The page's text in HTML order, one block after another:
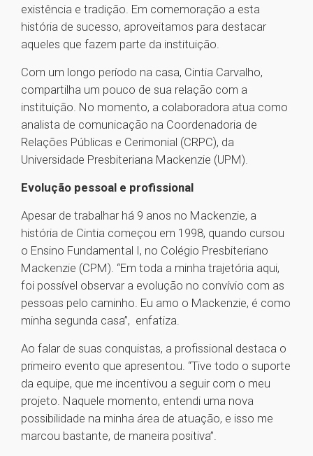
existência e tradição. Em comemoração a esta
história de sucesso, aproveitamos para destacar
aqueles que fazem parte da instituição.
Com um longo período na casa, Cintia Carvalho,
compartilha um pouco de sua relação com a
instituição. No momento, a colaboradora atua como
analista de comunicação na Coordenadoria de
Relações Públicas e Cerimonial (CRPC), da
Universidade Presbiteriana Mackenzie (UPM).
Evolução pessoal e profissional
Apesar de trabalhar há 9 anos no Mackenzie, a
história de Cintia começou em 1998, quando cursou
o Ensino Fundamental I, no Colégio Presbiteriano
Mackenzie (CPM). “Em toda a minha trajetória aqui,
foi possível observar a evolução no convívio com as
pessoas pelo caminho. Eu amo o Mackenzie, é como
minha segunda casa”, enfatiza.
Ao falar de suas conquistas, a profissional destaca o
primeiro evento que apresentou. “Tive todo o suporte
da equipe, que me incentivou a seguir com o meu
projeto. Naquele momento, entendi uma nova
possibilidade na minha área de atuação, e isso me
marcou bastante, de maneira positiva”.